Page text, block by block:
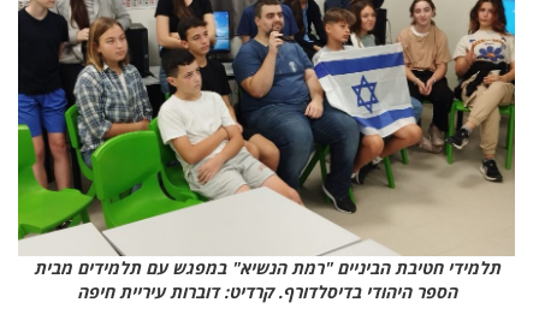
תלמידי חטיבת הביניים "רמת הנשיא" במפגש עם תלמידים מבית
הספר היהודי בדיסלדורף. קרדיט: דוברות עיריית חיפה